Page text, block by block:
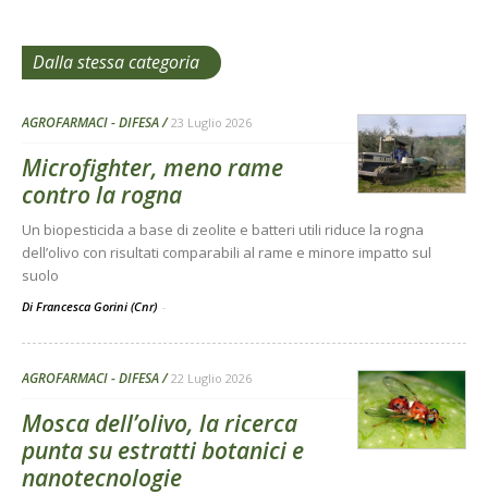
Dalla stessa categoria
AGROFARMACI - DIFESA 23 Luglio 2026
Microfighter, meno rame
contro la rogna
Un biopesticida a base di zeolite e batteri utili riduce la rogna
dell’olivo con risultati comparabili al rame e minore impatto sul
suolo
Di Francesca Gorini (Cnr) -
AGROFARMACI - DIFESA 22 Luglio 2026
Mosca dell’olivo, la ricerca
punta su estratti botanici e
nanotecnologie